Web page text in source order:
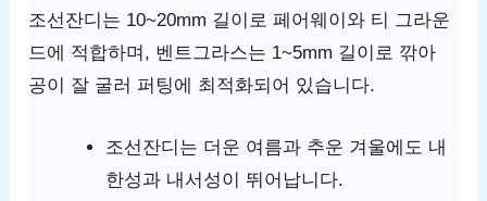
조선잔디는 10~20mm 길이로 페어웨이와 티 그라운
드에 적합하며, 벤트그라스는 1~5mm 길이로 깎아
공이 잘 굴러 퍼팅에 최적화되어 있습니다.
조선잔디는 더운 여름과 추운 겨울에도 내
한성과 내서성이 뛰어납니다.